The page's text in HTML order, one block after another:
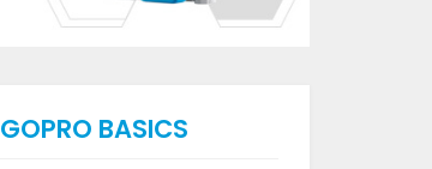
GOPRO BASICS